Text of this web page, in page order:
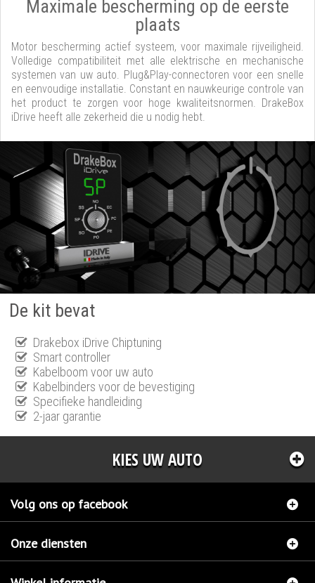
Maximale bescherming op de eerste
plaats
Motor bescherming actief systeem, voor maximale rijveiligheid.
Volledige compatibiliteit met alle elektrische en mechanische
systemen van uw auto. Plug&Play-connectoren voor een snelle
en eenvoudige installatie. Constant en nauwkeurige controle van
het product te zorgen voor hoge kwaliteitsnormen. DrakeBox
iDrive heeft alle zekerheid die u nodig hebt.
De kit bevat
Drakebox iDrive Chiptuning
Smart controller
Kabelboom voor uw auto
Kabelbinders voor de bevestiging
Specifieke handleiding
2-jaar garantie
KIES UW AUTO
Volg ons op facebook
Onze diensten